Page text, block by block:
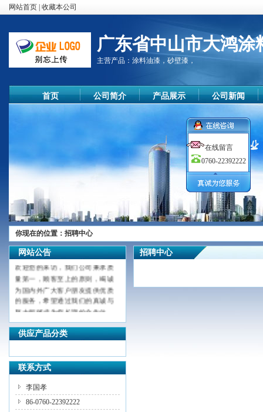
网站首页 收藏本公司
广东省中山市大鸿涂
主营产品： 涂料油漆，砂壁漆，
首页 公司简介 产品展示 公司新闻
你现在的位置： 招聘中心
网站公告
尊敬的顾客
您好！
欢迎您的来访，我们公司秉承质
量第一，顾客至上的原则，竭诚
为国内外广大客户朋友提供优质
的服务，希望通过我们的真诚与
努力能够成为您长期的合作伙
供应产品分类
联系方式
李国孝
86-0760-22392222
招聘中心
在线留言
0760-22392222